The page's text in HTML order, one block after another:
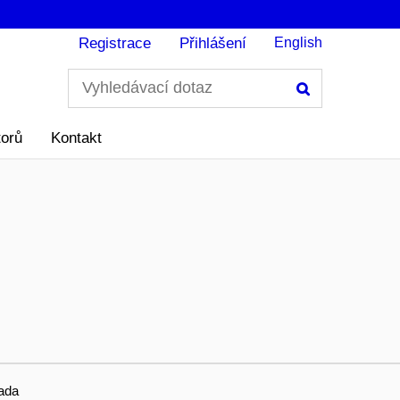
Registrace Přihlášení English
Kontakt